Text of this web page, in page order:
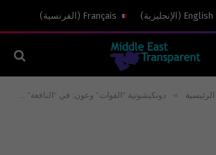
English
( الإنجليزية)
Français
( الفرنسية)
الرئيسية » دونكيشوتية “القوات” وعون: في “النافعة” 4 دوائر يرأس 3 منها مسيحيّون، فأين الغَبَن؟